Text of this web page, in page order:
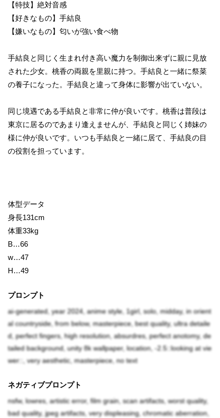
【特技】絶対音感
【好きなもの】手結良
【嫌いなもの】匂いが強い食べ物
手結良と同じく生まれ付き高い魔力を制御出来ずに親に見放
された少女。桃香の両親を里親に持つ。手結良と一緒に祭菜
の養子になった。手結良と違って身体に影響が出ていない。
同じ境遇である手結良と非常に仲が良いです。桃香は普段は
東京に居るのであまり逢えませんが、手結良と同じく姉妹の
様に仲が良いです。いつも手結良と一緒に居て、手結良の目
の役割を担っています。
体型データ
身長131cm
体重33kg
B…66
w…47
H…49
プロンプト
ai-generated, year 2024, anime style, 1girl, solo, midday, in orient
al countryside, from below, masterpiece, best quality, ultra detaile
d, perfect fingers, high resolution, absurdres, perfect anotomy, de
tailed background, unity 8k wallpaper, location, -2.5::looking at vie
wer::, very aesthetic, masterpiece, no text
ネガティブプロンプト
nsfw, lowres, artistic error, film grain, scan artifacts, worst quality,
bad quality, jpeg artifacts, very displeasing, chromatic aberration,